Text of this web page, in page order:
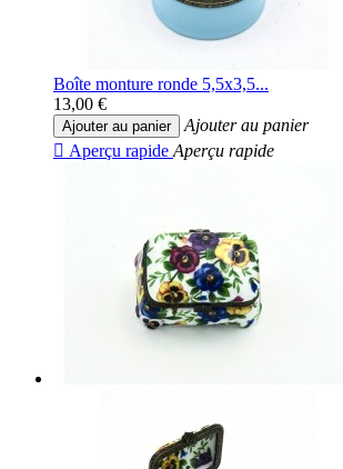
Boîte monture ronde 5,5x3,5...
13,00 €
Ajouter au panier
Ajouter au panier
 Aperçu rapide Aperçu rapide